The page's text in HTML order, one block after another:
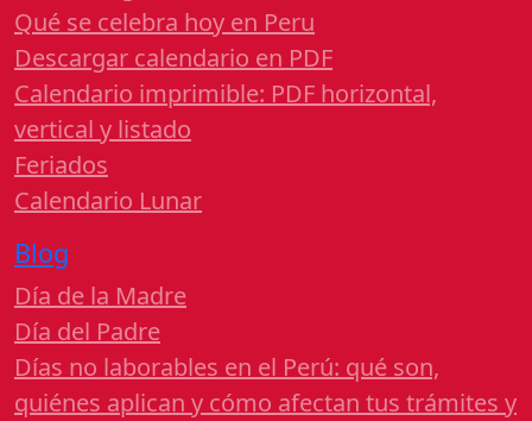
Qué se celebra hoy en Peru
Descargar calendario en PDF
Calendario imprimible: PDF horizontal,
vertical y listado
Feriados
Calendario Lunar
Blog
Día de la Madre
Día del Padre
Días no laborables en el Perú: qué son,
quiénes aplican y cómo afectan tus trámites y